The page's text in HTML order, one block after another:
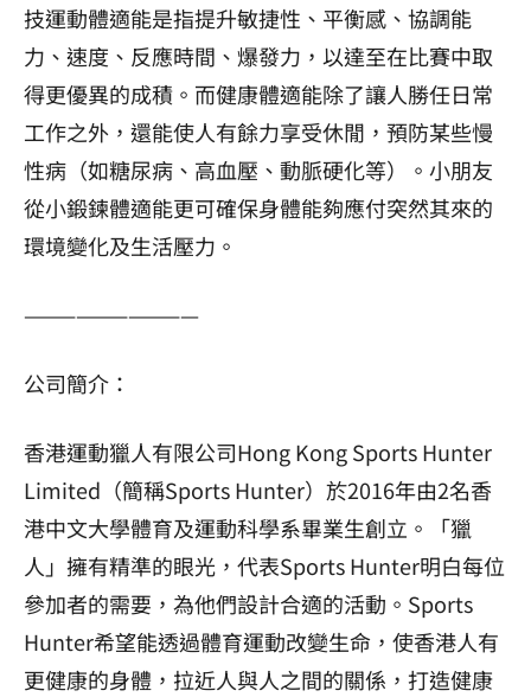
技運動體適能是指提升敏捷性、平衡感、協調能
力、速度、反應時間、爆發力，以達至在比賽中取
得更優異的成積。而健康體適能除了讓人勝任日常
工作之外，還能使人有餘力享受休閒，預防某些慢
性病（如糖尿病、高血壓、動脈硬化等）。小朋友
從小鍛鍊體適能更可確保身體能夠應付突然其來的
環境變化及生活壓力。
——————————
公司簡介：
香港運動獵人有限公司Hong Kong Sports Hunter
Limited（簡稱Sports Hunter）於2016年由2名香
港中文大學體育及運動科學系畢業生創立。「獵
人」擁有精準的眼光，代表Sports Hunter明白每位
參加者的需要，為他們設計合適的活動。Sports
Hunter希望能透過體育運動改變生命，使香港人有
更健康的身體，拉近人與人之間的關係，打造健康